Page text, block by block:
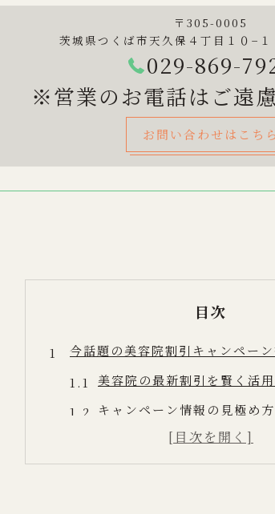
〒305-0005
茨城県つくば市天久保４丁目１０−
029-869-
※営業のお電話はご遠慮
お問い合わせはこちら
目次
今話題の美容院割引キャンペー
美容院の最新割引を賢く活
キャンペーン情報の見極め
美容院選びで押さえるべき割
期間限定割引の特徴と注意